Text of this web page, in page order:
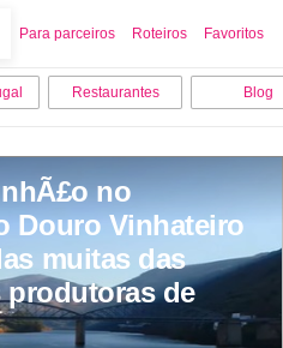
Para parceiros Roteiros Favoritos
Restaurantes Blog
no
Douro Vinhateiro
muitas das
de